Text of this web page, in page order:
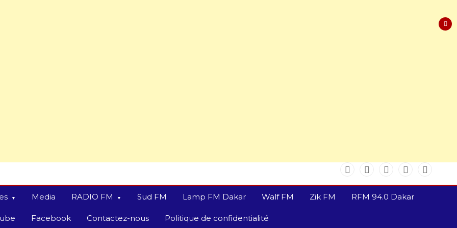
Media RADIO FM Sud FM Lamp FM Dakar Walf FM Zik FM RFM 94.0 Dakar
Facebook Contactez-nous Politique de confidentialité